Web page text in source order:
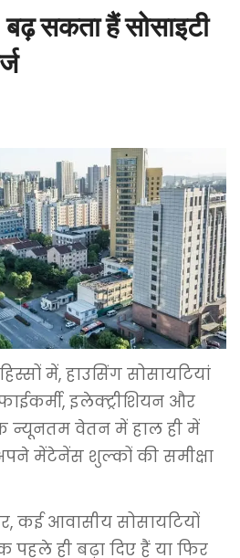
सकता हैं सोसाइटी
में, हाउसिंग सोसायटियां
इलेक्ट्रीशियन और
न्यूनतम वेतन में हाल ही में
मेंटेनेंस शुल्कों की समीक्षा
कई आवासीय सोसायटियों
ही बढ़ा दिए हैं या फिर